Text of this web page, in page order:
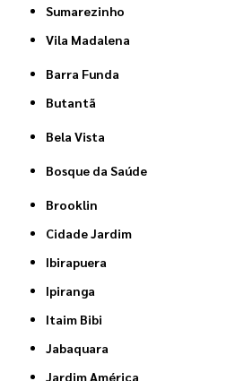
Sumarezinho
Vila Madalena
Barra Funda
Butantã
Bela Vista
Bosque da Saúde
Brooklin
Cidade Jardim
Ibirapuera
Ipiranga
Itaim Bibi
Jabaquara
Jardim América